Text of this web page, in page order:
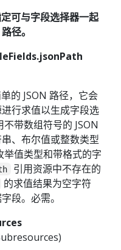
可与字段选择器一起
径。
的 JSON 路径，它会
行求值以生成字段选
带数组符号的 JSON
、布尔值或整数类型
举值类型和带格式的字
引用资源中不存在的
的求值结果为空字符
段。必需。